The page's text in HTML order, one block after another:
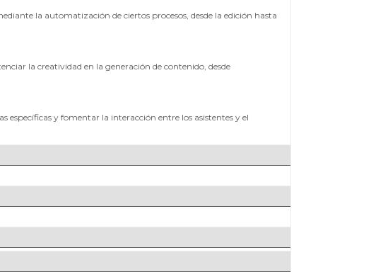
la automatización de ciertos procesos, desde la edición hasta
la creatividad en la generación de contenido, desde
y fomentar la interacción entre los asistentes y el